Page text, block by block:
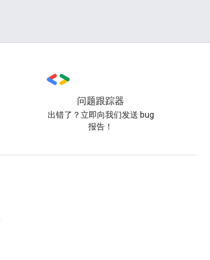
问题跟踪器
出错了？立即向我们发送 bug
报告！